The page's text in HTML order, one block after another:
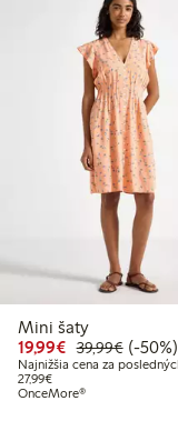
Mini šaty
19,99€ Zvýhodnená
39,99€Bežná
50%
(-50%)
Najnižšia cena za
27,99€Najnižšia cena za
OnceMore®